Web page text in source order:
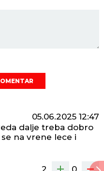
05.06.2025 12:47
dalje treba dobro
na vrene lece i
2 0